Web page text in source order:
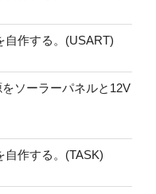
自作する。(USART)
ソーラーパネルと12V
自作する。(TASK)